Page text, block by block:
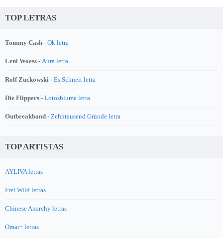
TOP LETRAS
Tommy Cash - Ok letra
Leni Woess - Aura letra
Rolf Zuckowski - Es Schneit letra
Die Flippers - Lotosblume letra
Outbreakband - Zehntausend Gründe letra
TOP ARTISTAS
AYLIVA letras
Frei.Wild letras
Chinese Anarchy letras
Omar+ letras